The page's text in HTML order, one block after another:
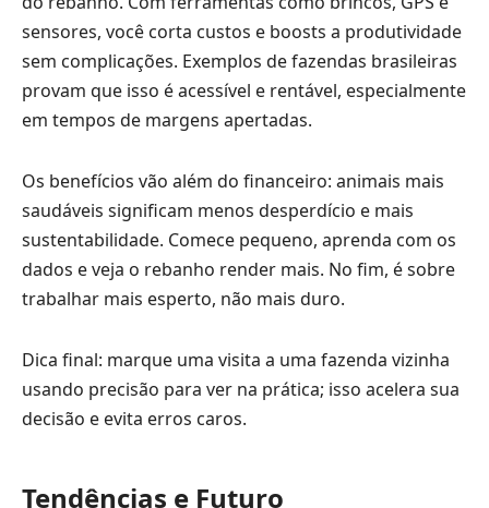
sensores, você corta custos e boosts a produtividade
sem complicações. Exemplos de fazendas brasileiras
provam que isso é acessível e rentável, especialmente
em tempos de margens apertadas.
Os benefícios vão além do financeiro: animais mais
saudáveis significam menos desperdício e mais
sustentabilidade. Comece pequeno, aprenda com os
dados e veja o rebanho render mais. No fim, é sobre
trabalhar mais esperto, não mais duro.
Dica final: marque uma visita a uma fazenda vizinha
usando precisão para ver na prática; isso acelera sua
decisão e evita erros caros.
Tendências e Futuro